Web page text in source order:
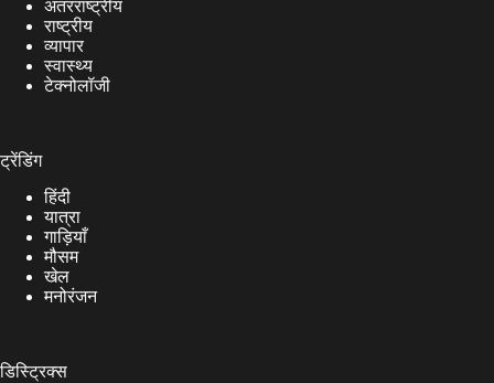
अंतरराष्ट्रीय
राष्ट्रीय
व्यापार
स्वास्थ्य
टेक्नोलॉजी
ट्रेंडिंग
हिंदी
यात्रा
गाड़ियाँ
मौसम
खेल
मनोरंजन
डिस्ट्रिक्स